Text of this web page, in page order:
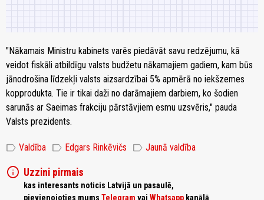
"Nākamais Ministru kabinets varēs piedāvāt savu redzējumu, kā
veidot fiskāli atbildīgu valsts budžetu nākamajiem gadiem, kam būs
jānodrošina līdzekļi valsts aizsardzībai 5% apmērā no iekšzemes
kopprodukta. Tie ir tikai daži no darāmajiem darbiem, ko šodien
sarunās ar Saeimas frakciju pārstāvjiem esmu uzsvēris," pauda
Valsts prezidents.
label Valdība label Edgars Rinkēvičs label Jaunā valdība
info Uzzini pirmais
kas interesants noticis Latvijā un pasaulē,
pievienojoties mums Telegram vai Whatsapp kanālā